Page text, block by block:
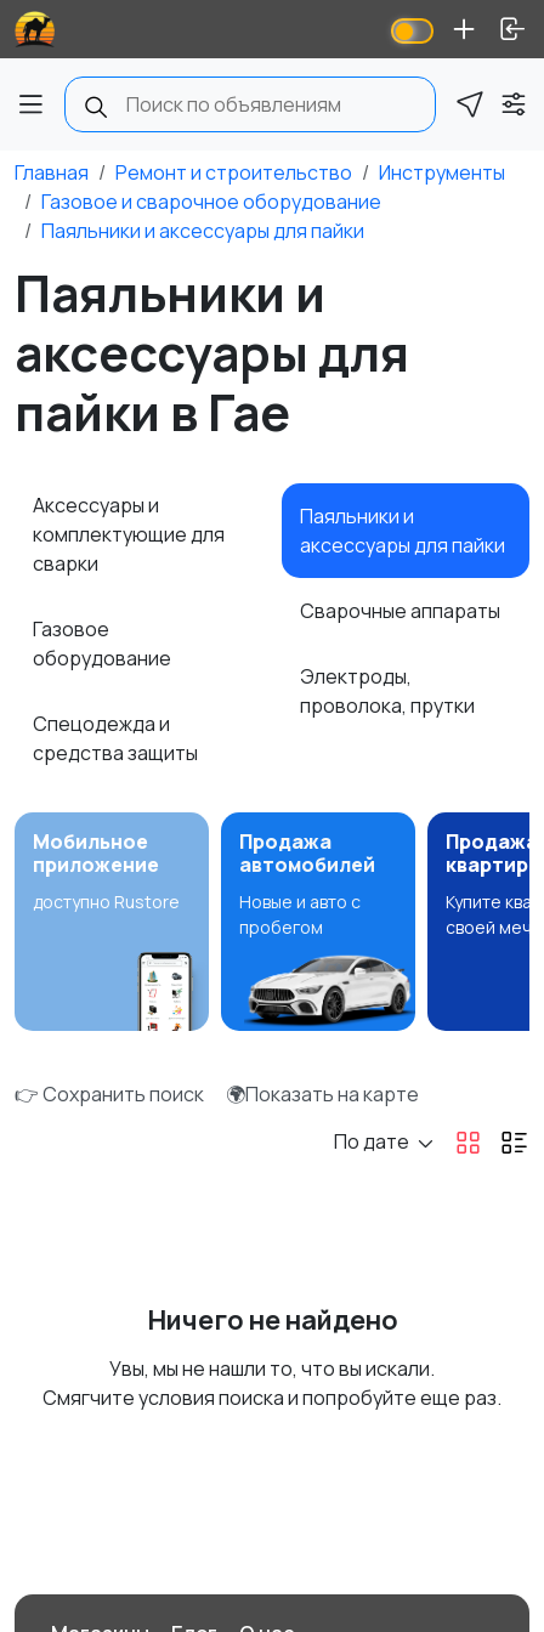
Главная Ремонт и строительство
Инструменты
Газовое и сварочное оборудование
Паяльники и аксессуары для пайки
Паяльники и
аксессуары для
пайки в Гае
Аксессуары и
комплектующие для
сварки
Газовое
оборудование
Спецодежда и
средства защиты
Паяльники и
аксессуары для пайки
Сварочные аппараты
Электроды,
проволока, прутки
Мобильное
приложение
доступно Rustore
Продажа
автомобилей
Новые и авто с
пробегом
Продажа
квартир
Купите
своей
👉 Сохранить поиск
🌍Показать на карте
По дате
Ничего не найдено
Увы, мы не нашли то, что вы искали.
Смягчите условия поиска и попробуйте еще раз.